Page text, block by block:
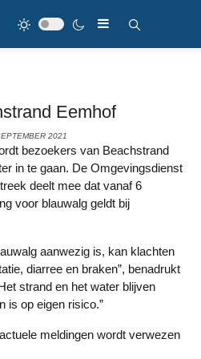
Eemhof
2021
in te gaan. De Omgevingsdienst
deelt mee dat vanaf 6
voor blauwalg geldt bij
diarree en braken”, benadrukt
strand en het water blijven
is op eigen risico.”